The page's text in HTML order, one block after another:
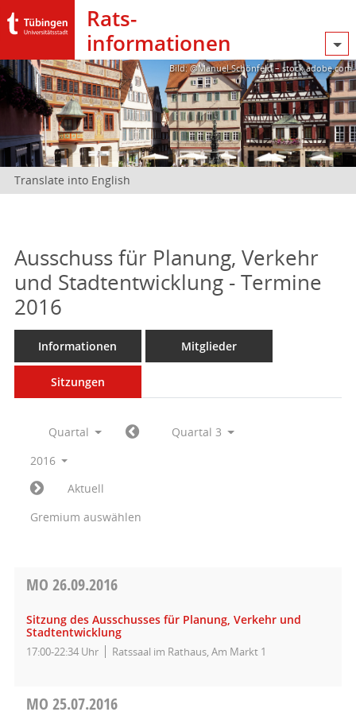
Rats­
informationen
Bild: @Manuel Schönfeld – stock.adobe.com
Translate into English
Ausschuss für Planung, Verkehr
und Stadtentwicklung - Termine
2016
Informationen Mitglieder
Sitzungen
Quartal
Quartal 3
2016
Aktuell
Gremium auswählen
MO 26.09.2016
Sitzung des Ausschusses für Planung, Verkehr und
Stadtentwicklung
17:00-22:34 Uhr Ratssaal im Rathaus, Am Markt 1
MO 25.07.2016